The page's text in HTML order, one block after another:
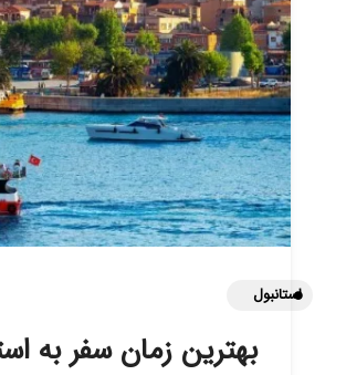
استانبول
بهترین زمان سفر به